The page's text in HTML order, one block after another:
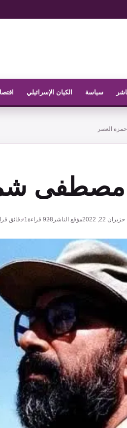
سياسة الكيان الإسرائيلي
العصر
مصطفى
حزيران 22, 2022 موقع الناشر 928 قراءة1 دقائق قراءة